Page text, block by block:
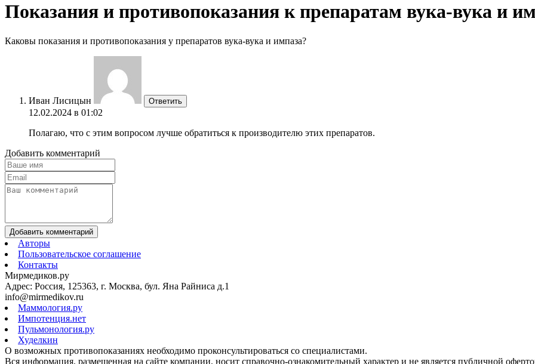
Показания и противопоказания к препаратам вука-вука и
Каковы показания и противопоказания у препаратов вука-вука и импаза?
Иван Лисицын Ответить
12.02.2024 в 01:02
Полагаю, что с этим вопросом лучше обратиться к производителю этих препаратов.
Добавить комментарий
Добавить комментарий
Авторы
Пользовательское соглашение
Контакты
Мирмедиков.ру
Адрес: Россия, 125363, г. Москва, бул. Яна Райниса д.1
info@mirmedikov.ru
Маммология.ру
Импотенция.нет
Пульмонология.ру
Худелкин
О возможных противопоказаниях необходимо проконсультироваться со специалистами.
Вся информация, размещенная на сайте компании, носит справочно-ознакомительный характер и не является публичной